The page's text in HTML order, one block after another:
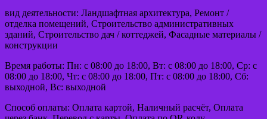
вид деятельности: Ландшафтная архитектура, Ремонт /
отделка помещений, Строительство административных
зданий, Строительство дач / коттеджей, Фасадные материалы /
конструкции
Время работы: Пн: с 08:00 до 18:00, Вт: с 08:00 до 18:00, Ср: с
08:00 до 18:00, Чт: с 08:00 до 18:00, Пт: с 08:00 до 18:00, Сб:
выходной, Вс: выходной
Способ оплаты: Оплата картой, Наличный расчёт, Оплата